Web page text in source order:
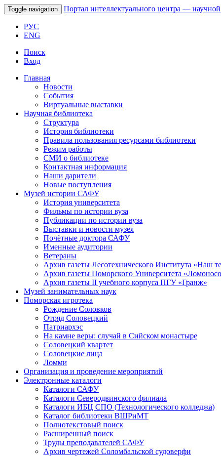
Toggle navigation Портал интеллектуального центра —
РУС
ENG
Поиск
Вход
Главная
Новости
События
Виртуальные выставки
Научная библиотека
Структура
История библиотеки
Правила пользования ресурсами библиотеки
Режим работы
СМИ о библиотеке
Контактная информация
Наши дарители
Новые поступления
Музей истории САФУ
История университета
Фильмы по истории вуза
Публикации по истории вуза
Выставки и новости музея
Почётные доктора САФУ
Именные аудитории
Ветераны
Архив газеты Лесотехнического Института «Наш
Архив газеты Поморского Университета
Архив газеты II учебного корпуса ПГУ «Гранж»
Музей занимательных наук
Поморская игротека
Рождение Соловков
Отряд Соловецкий
Патриархэс
На камне веры: случай в Сийском монастыре
Соловецкий квартет
Соловецкие лица
Ломми
Организация и проведение мероприятий
Электронные каталоги
Каталоги САФУ
Каталоги Северодвинского филиала
Каталоги ИБЦ СПО (Технологического колледжа)
Каталог библиотеки ВШРиМТ
Полнотекстовый поиск
Расширенный поиск
Труды преподавателей САФУ
Архив чертежей Соломбальской судоверфи